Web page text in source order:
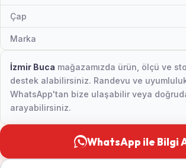
Çap
Marka
İzmir Buca mağazamızda ürün, ölçü ve
destek alabilirsiniz. Randevu ve
WhatsApp'tan bize ulaşabilir veya
arayabilirsiniz.
WhatsApp ile Bilgi